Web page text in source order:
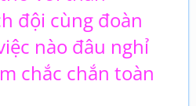
đội cùng đoàn
nào đâu nghỉ
chắc chắn toàn